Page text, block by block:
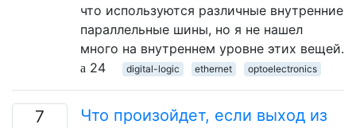
что используются различные внутренние
параллельные шины, но я не нашел
много на внутреннем уровне этих вещей.
24
digital-logic ethernet optoelectronics
7
Что произойдет, если выход из